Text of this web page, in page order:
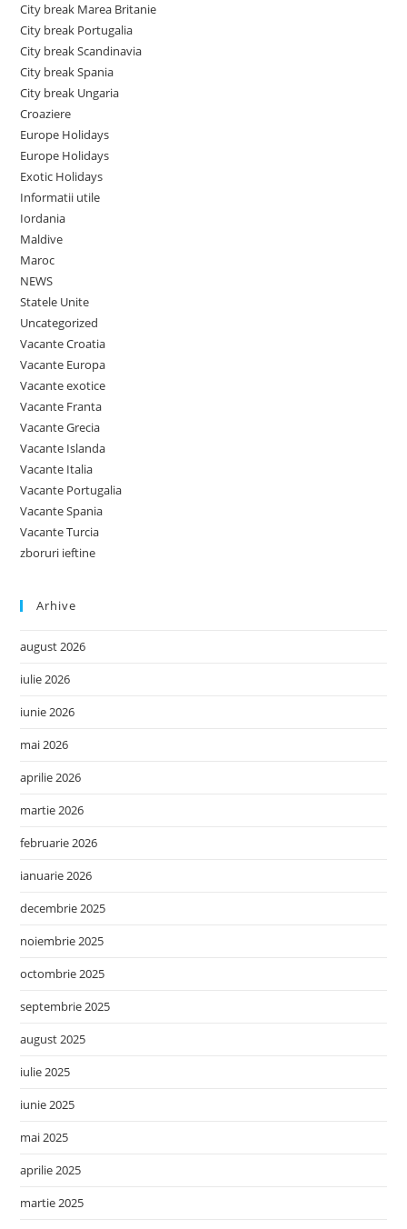
City break Marea Britanie
City break Portugalia
City break Scandinavia
City break Spania
City break Ungaria
Croaziere
Europe Holidays
Europe Holidays
Exotic Holidays
Informatii utile
Iordania
Maldive
Maroc
NEWS
Statele Unite
Uncategorized
Vacante Croatia
Vacante Europa
Vacante exotice
Vacante Franta
Vacante Grecia
Vacante Islanda
Vacante Italia
Vacante Portugalia
Vacante Spania
Vacante Turcia
zboruri ieftine
Arhive
august 2026
iulie 2026
iunie 2026
mai 2026
aprilie 2026
martie 2026
februarie 2026
ianuarie 2026
decembrie 2025
noiembrie 2025
octombrie 2025
septembrie 2025
august 2025
iulie 2025
iunie 2025
mai 2025
aprilie 2025
martie 2025